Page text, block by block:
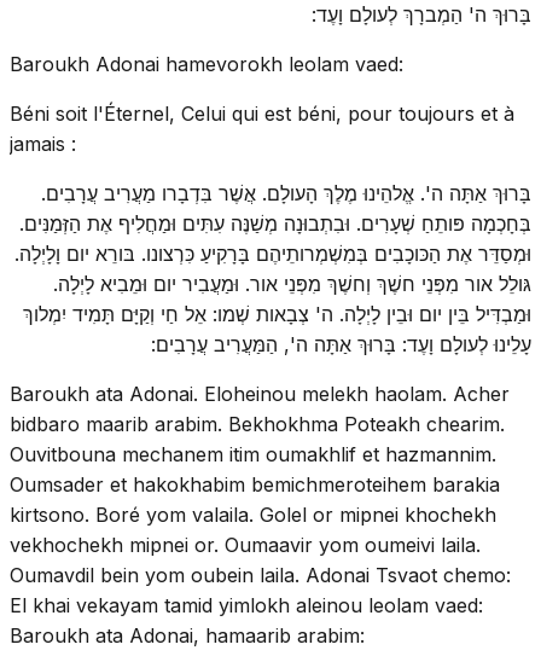
בָּרוּךְ ה' הַמְברָךְ לְעולָם וָעֶד:
Baroukh Adonai hamevorokh leolam vaed:
Béni soit l'Éternel, Celui qui est béni, pour toujours et à
jamais :
בָּרוּךְ אַתָּה ה'. אֱלהֵינוּ מֶלֶךְ הָעולָם. אֲשֶׁר בִּדְבָרו מַעֲרִיב עֲרָבִים.
בְּחָכְמָה פּותֵחַ שְׁעָרִים. וּבִתְבוּנָה מְשַׁנֶּה עִתִּים וּמַחֲלִיף אֶת הַזְּמַנִּים.
וּמְסַדֵּר אֶת הַכּוכָבִים בְּמִשְׁמְרותֵיהֶם בָּרָקִיעַ כִּרְצונו. בּורֵא יום וָלָיְלָה.
גּולֵל אור מִפְּנֵי חשֶׁךְ וְחשֶׁךְ מִפְּנֵי אור. וּמַעֲבִיר יום וּמֵבִיא לָיְלָה.
וּמַבְדִּיל בֵּין יום וּבֵין לָיְלָה. ה' צְבָאות שְׁמו: אֵל חַי וְקַיָּם תָּמִיד יִמְלוךְ
עָלֵינוּ לְעולָם וָעֶד: בָּרוּךְ אַתָּה ה', הַמַּעֲרִיב עֲרָבִים:
Baroukh ata Adonai. Eloheinou melekh haolam. Acher
bidbaro maarib arabim. Bekhokhma Poteakh chearim.
Ouvitbouna mechanem itim oumakhlif et hazmannim.
Oumsader et hakokhabim bemichmeroteihem barakia
kirtsono. Boré yom valaila. Golel or mipnei khochekh
vekhochekh mipnei or. Oumaavir yom oumeivi laila.
Oumavdil bein yom oubein laila. Adonai Tsvaot chemo:
El khai vekayam tamid yimlokh aleinou leolam vaed:
Baroukh ata Adonai, hamaarib arabim: